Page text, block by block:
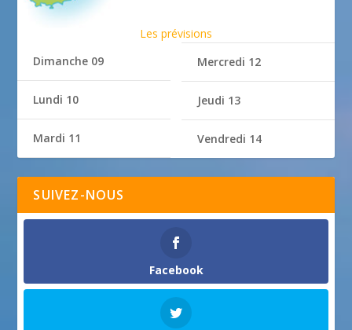
Les prévisions
Dimanche 09
Lundi 10
Mardi 11
Mercredi 12
Jeudi 13
Vendredi 14
SUIVEZ-NOUS
Facebook